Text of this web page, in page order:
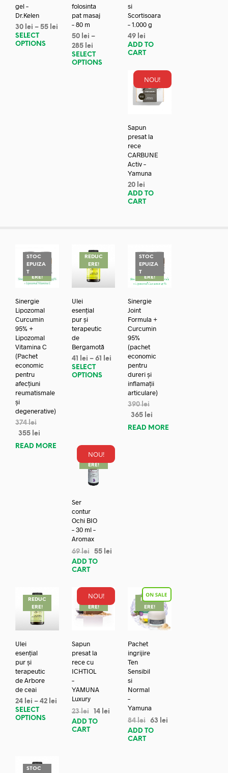
gel –
Dr.Kelen
30 lei – 55 lei
SELECT
OPTIONS
folosinta
pat masaj
– 80 m
50 lei –
285 lei
SELECT
OPTIONS
si
Scortisoara
– 1.000 g
49 lei
ADD TO
CART
NOU!
Sapun
presat la
rece
CARBUNE
Activ –
Yamuna
20 lei
ADD TO
CART
STOC
EPUIZA
TREDUC
ERE!
Sinergie
Lipozomal
Curcumin
95% +
Lipozomal
Vitamina C
(Pachet
economic
pentru
afecțiuni
reumatismale
și
degenerative)
374lei
355 lei
READ MORE
REDUC
ERE!
Ulei
esențial
pur și
terapeutic
de
Bergamotă
41 lei – 61
lei
SELECT
OPTIONS
STOC
EPUIZA
TREDUC
ERE!
Sinergie
Joint
Formula +
Curcumin
95%
(pachet
economic
pentru
dureri și
inflamații
articulare)
390lei
365 lei
READ MORE
NOU!
REDUC
ERE!
Ser
contur
Ochi BIO
– 30 ml –
Aromax
69lei 55 lei
ADD TO
CART
REDUC
ERE!
Ulei
esențial
pur și
terapeutic
de Arbore
de ceai
24 lei – 42 lei
SELECT
OPTIONS
NOU!
REDUC
ERE!
Sapun
presat la
rece cu
ICHTIOL
–
YAMUNA
Luxury
23lei 14 lei
ADD TO
CART
REDUC
ERE!
Pachet
ingrijire
Ten
Sensibil
si
Normal
–
Yamuna
84lei 63
lei
ADD TO
CART
STOC